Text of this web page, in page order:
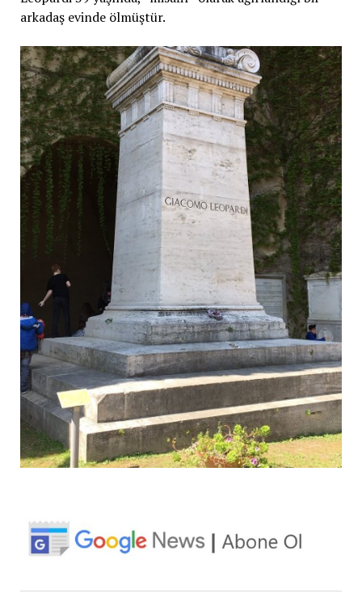
arkadaş evinde ölmüştür.